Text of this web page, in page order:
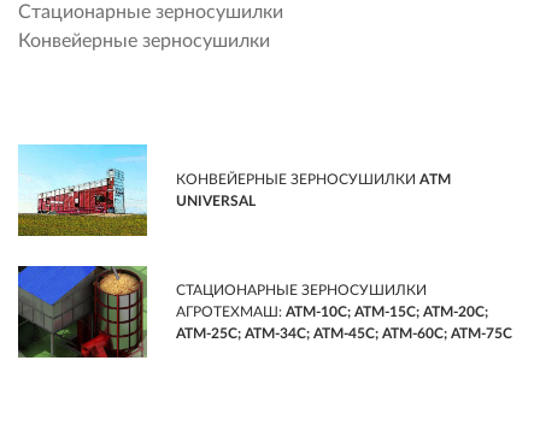
Стационарные зерносушилки
Конвейерные зерносушилки
КОНВЕЙЕРНЫЕ ЗЕРНОСУШИЛКИ ATM
UNIVERSAL
СТАЦИОНАРНЫЕ ЗЕРНОСУШИЛКИ
АГРОТЕХМАШ: АТМ-10С; АТМ-15С; АТМ-20С;
АТМ-25С; АТМ-34С; АТМ-45С; АТМ-60С; АТМ-75С